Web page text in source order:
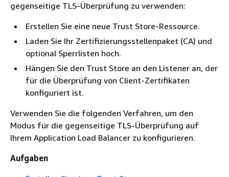
gegenseitige TLS-Überprüfung zu verwenden:
Erstellen Sie eine neue Trust Store-Ressource.
Laden Sie Ihr Zertifizierungsstellenpaket (CA) und
optional Sperrlisten hoch.
Hängen Sie den Trust Store an den Listener an, der
für die Überprüfung von Client-Zertifikaten
konfiguriert ist.
Verwenden Sie die folgenden Verfahren, um den
Modus für die gegenseitige TLS-Überprüfung auf
Ihrem Application Load Balancer zu konfigurieren.
Aufgaben